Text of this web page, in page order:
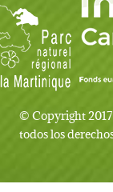
© Copyright
todos los